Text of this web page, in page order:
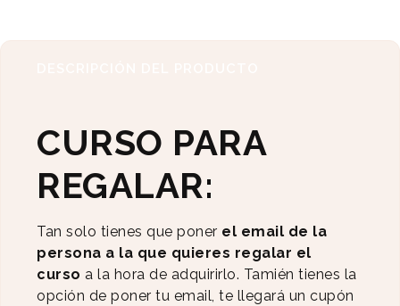
CURSO PARA
REGALAR:
Tan solo tienes que poner el email de la
persona a la que quieres regalar el
curso a la hora de adquirirlo. Tamién tienes la
opción de poner tu email, te llegará un cupón